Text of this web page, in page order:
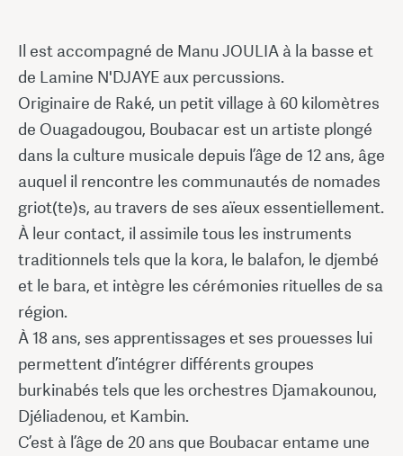
Il est accompagné de Manu JOULIA à la basse et
de Lamine N'DJAYE aux percussions.
Originaire de Raké, un petit village à 60 kilomètres
de Ouagadougou, Boubacar est un artiste plongé
dans la culture musicale depuis l’âge de 12 ans, âge
auquel il rencontre les communautés de nomades
griot(te)s, au travers de ses aïeux essentiellement.
À leur contact, il assimile tous les instruments
traditionnels tels que la kora, le balafon, le djembé
et le bara, et intègre les cérémonies rituelles de sa
région.
À 18 ans, ses apprentissages et ses prouesses lui
permettent d’intégrer différents groupes
burkinabés tels que les orchestres Djamakounou,
Djéliadenou, et Kambin.
C’est à l’âge de 20 ans que Boubacar entame une